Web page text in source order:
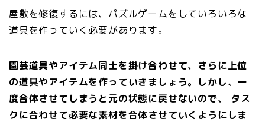
屋敷を修復するには、パズルゲームをしていろいろな
道具を作っていく必要があります。
園芸道具やアイテム同士を掛け合わせて、さらに上位
の道具やアイテムを作っていきましょう。しかし、一
度合体させてしまうと元の状態に戻せないので、 タス
クに合わせて必要な素材を合体させていくようにしま